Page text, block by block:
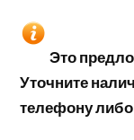
Это
Уточните
телефону либо